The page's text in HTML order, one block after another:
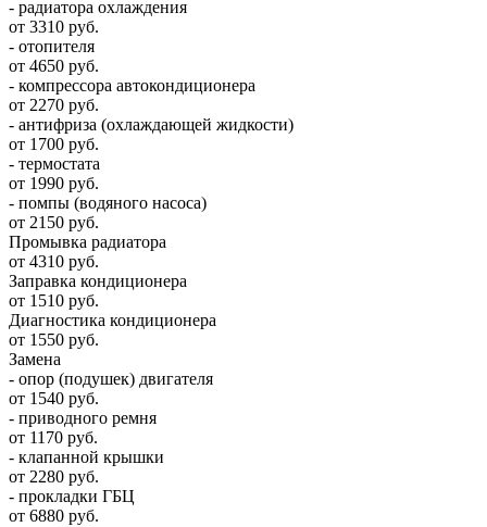
- радиатора охлаждения
от 3310 руб.
- отопителя
от 4650 руб.
- компрессора автокондиционера
от 2270 руб.
- антифриза (охлаждающей жидкости)
от 1700 руб.
- термостата
от 1990 руб.
- помпы (водяного насоса)
от 2150 руб.
Промывка радиатора
от 4310 руб.
Заправка кондиционера
от 1510 руб.
Диагностика кондиционера
от 1550 руб.
Замена
- опор (подушек) двигателя
от 1540 руб.
- приводного ремня
от 1170 руб.
- клапанной крышки
от 2280 руб.
- прокладки ГБЦ
от 6880 руб.